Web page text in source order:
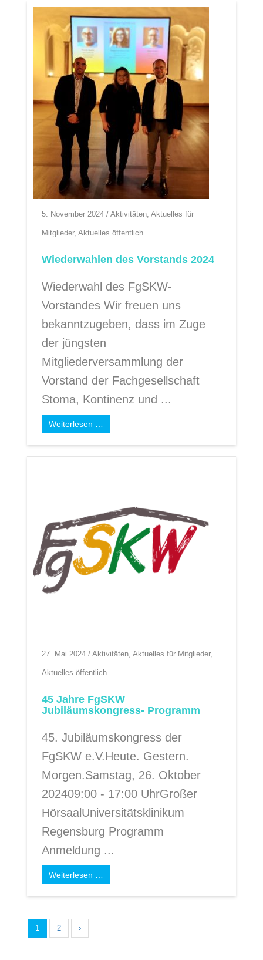
5. November 2024/ Aktivitäten, Aktuelles für
Mitglieder, Aktuelles öffentlich
Wiederwahlen des Vorstands 2024
Wiederwahl des FgSKW-
Vorstandes Wir freuen uns
bekanntzugeben, dass im Zuge
der jüngsten
Mitgliederversammlung der
Vorstand der Fachgesellschaft
Stoma, Kontinenz und ...
Weiterlesen …
27. Mai 2024/ Aktivitäten, Aktuelles für Mitglieder,
Aktuelles öffentlich
45 Jahre FgSKW
Jubiläumskongress- Programm
45. Jubiläumskongress der
FgSKW e.V.Heute. Gestern.
Morgen.Samstag, 26. Oktober
202409:00 - 17:00 UhrGroßer
HörsaalUniversitätsklinikum
Regensburg Programm
Anmeldung ...
Weiterlesen …
1 2 ›